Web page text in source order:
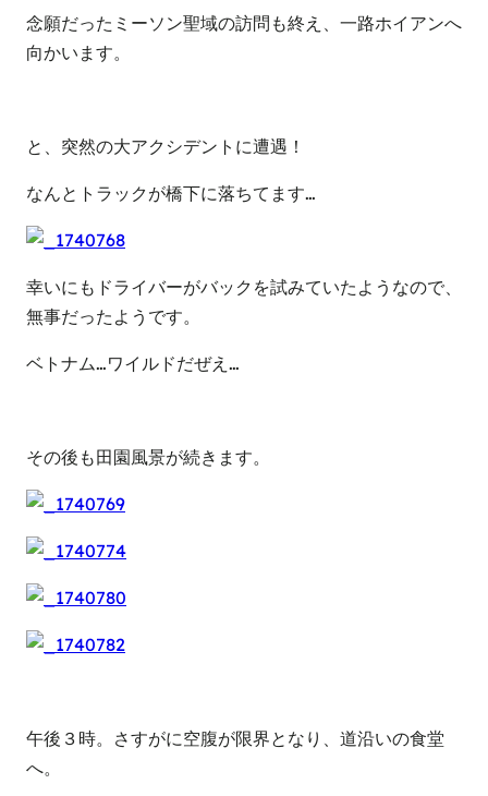
念願だったミーソン聖域の訪問も終え、一路ホイアンへ
向かいます。
と、突然の大アクシデントに遭遇！
なんとトラックが橋下に落ちてます…
幸いにもドライバーがバックを試みていたようなので、
無事だったようです。
ベトナム…ワイルドだぜえ…
その後も田園風景が続きます。
午後３時。さすがに空腹が限界となり、道沿いの食堂
へ。